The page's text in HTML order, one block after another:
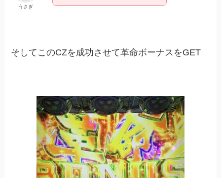
うさぎ
そしてこのCZを成功させて革命ボーナスをGET